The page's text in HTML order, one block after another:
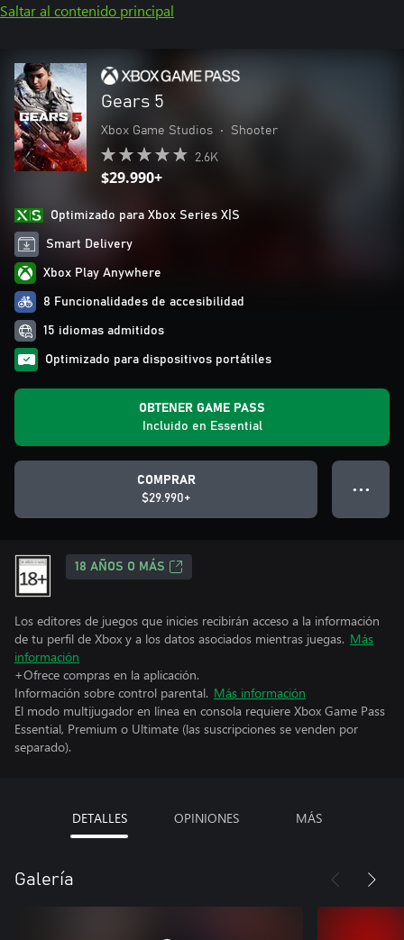
Saltar al contenido principal
Gears 5
Xbox Game Studios • Shooter
2.6K
$29.990+
Optimizado para Xbox Series X|S
Smart Delivery
Xbox Play Anywhere
8 Funcionalidades de accesibilidad
15 idiomas admitidos
Optimizado para dispositivos portátiles
OBTENER GAME PASS
Incluido en Essential
COMPRAR
$29.990+
● ● ●
18 AÑOS O MÁS
Los editores de juegos que inicies recibirán acceso a la información
de tu perfil de Xbox y a los datos asociados mientras juegas. Más
información
+Ofrece compras en la aplicación.
Información sobre control parental. Más información
El modo multijugador en línea en consola requiere Xbox Game Pass
Essential, Premium o Ultimate (las suscripciones se venden por
separado).
DETALLES OPINIONES MÁS
Galería